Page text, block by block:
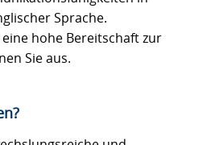
Sprache.
hohe Bereitschaft zur
Sie aus.